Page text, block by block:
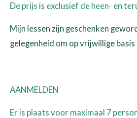
De prijs is exclusief de heen- en
Mijn lessen zijn geschenken
gelegenheid om op vrijwillige basis
AANMELDEN
Er is plaats voor maximaal 7